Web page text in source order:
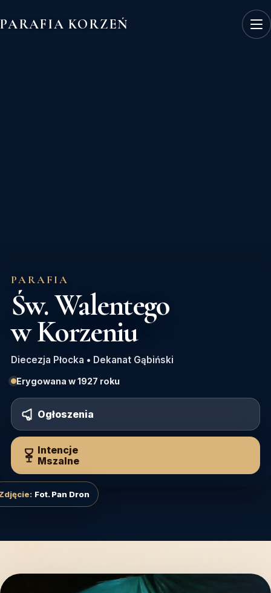
PARAFIA KORZEŃ
PARAFIA
Św. Walentego
w Korzeniu
Diecezja Płocka • Dekanat Gąbiński
Erygowana w 1927 roku
Ogłoszenia
Intencje
Mszalne
Fot. Pan Dron